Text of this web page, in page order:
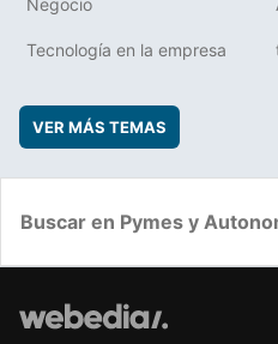
Tecnología en la empresa
VER MÁS TEMAS